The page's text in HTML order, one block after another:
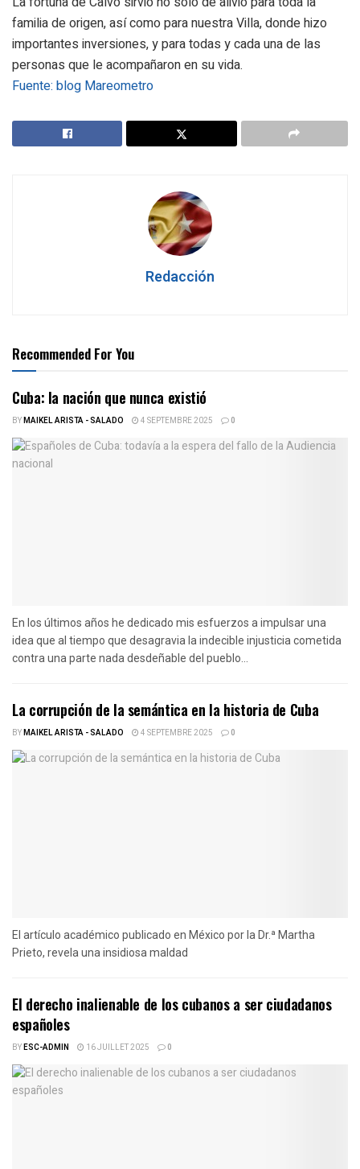
familia de origen, así como para nuestra Villa, donde hizo
importantes inversiones, y para todas y cada una de las
personas que le acompañaron en su vida.
Fuente: blog Mareometro
Redacción
Recommended For You
Cuba: la nación que nunca existió
BYMAIKEL ARISTA - SALADO 4 SEPTEMBRE 2025 0
En los últimos años he dedicado mis esfuerzos a impulsar una
idea que al tiempo que desagravia la indecible injusticia cometida
contra una parte nada desdeñable del pueblo...
La corrupción de la semántica en la historia de Cuba
BYMAIKEL ARISTA - SALADO 4 SEPTEMBRE 2025 0
El artículo académico publicado en México por la Dr.ª Martha
Prieto, revela una insidiosa maldad
El derecho inalienable de los cubanos a ser ciudadanos
españoles
BYESC-ADMIN 16 JUILLET 2025 0